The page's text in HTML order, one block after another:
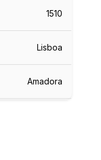
1510
Lisboa
Amadora